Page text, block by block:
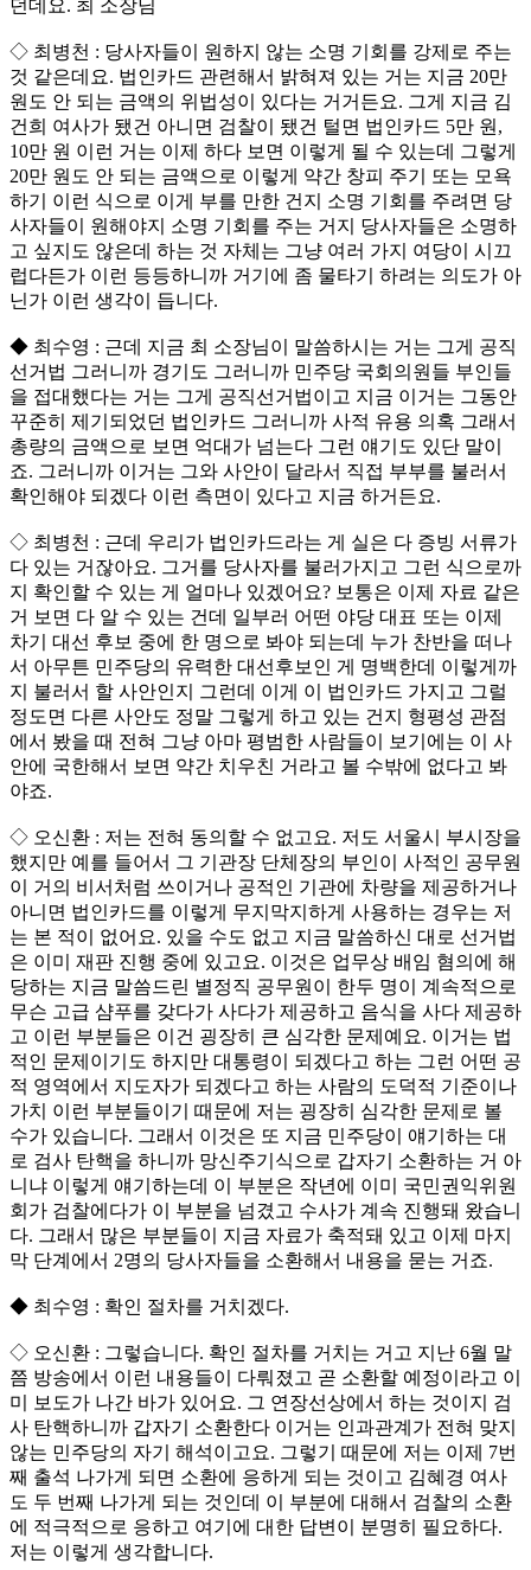
던데요. 최 소장님
◇ 최병천 : 당사자들이 원하지 않는 소명 기회를 강제로 주는
것 같은데요. 법인카드 관련해서 밝혀져 있는 거는 지금 20만
원도 안 되는 금액의 위법성이 있다는 거거든요. 그게 지금 김
건희 여사가 됐건 아니면 검찰이 됐건 털면 법인카드 5만 원,
10만 원 이런 거는 이제 하다 보면 이렇게 될 수 있는데 그렇게
20만 원도 안 되는 금액으로 이렇게 약간 창피 주기 또는 모욕
하기 이런 식으로 이게 부를 만한 건지 소명 기회를 주려면 당
사자들이 원해야지 소명 기회를 주는 거지 당사자들은 소명하
고 싶지도 않은데 하는 것 자체는 그냥 여러 가지 여당이 시끄
럽다든가 이런 등등하니까 거기에 좀 물타기 하려는 의도가 아
닌가 이런 생각이 듭니다.
◆ 최수영 : 근데 지금 최 소장님이 말씀하시는 거는 그게 공직
선거법 그러니까 경기도 그러니까 민주당 국회의원들 부인들
을 접대했다는 거는 그게 공직선거법이고 지금 이거는 그동안
꾸준히 제기되었던 법인카드 그러니까 사적 유용 의혹 그래서
총량의 금액으로 보면 억대가 넘는다 그런 얘기도 있단 말이
죠. 그러니까 이거는 그와 사안이 달라서 직접 부부를 불러서
확인해야 되겠다 이런 측면이 있다고 지금 하거든요.
◇ 최병천 : 근데 우리가 법인카드라는 게 실은 다 증빙 서류가
다 있는 거잖아요. 그거를 당사자를 불러가지고 그런 식으로까
지 확인할 수 있는 게 얼마나 있겠어요? 보통은 이제 자료 같은
거 보면 다 알 수 있는 건데 일부러 어떤 야당 대표 또는 이제
차기 대선 후보 중에 한 명으로 봐야 되는데 누가 찬반을 떠나
서 아무튼 민주당의 유력한 대선후보인 게 명백한데 이렇게까
지 불러서 할 사안인지 그런데 이게 이 법인카드 가지고 그럴
정도면 다른 사안도 정말 그렇게 하고 있는 건지 형평성 관점
에서 봤을 때 전혀 그냥 아마 평범한 사람들이 보기에는 이 사
안에 국한해서 보면 약간 치우친 거라고 볼 수밖에 없다고 봐
야죠.
◇ 오신환 : 저는 전혀 동의할 수 없고요. 저도 서울시 부시장을
했지만 예를 들어서 그 기관장 단체장의 부인이 사적인 공무원
이 거의 비서처럼 쓰이거나 공적인 기관에 차량을 제공하거나
아니면 법인카드를 이렇게 무지막지하게 사용하는 경우는 저
는 본 적이 없어요. 있을 수도 없고 지금 말씀하신 대로 선거법
은 이미 재판 진행 중에 있고요. 이것은 업무상 배임 혐의에 해
당하는 지금 말씀드린 별정직 공무원이 한두 명이 계속적으로
무슨 고급 샴푸를 갖다가 사다가 제공하고 음식을 사다 제공하
고 이런 부분들은 이건 굉장히 큰 심각한 문제예요. 이거는 법
적인 문제이기도 하지만 대통령이 되겠다고 하는 그런 어떤 공
적 영역에서 지도자가 되겠다고 하는 사람의 도덕적 기준이나
가치 이런 부분들이기 때문에 저는 굉장히 심각한 문제로 볼
수가 있습니다. 그래서 이것은 또 지금 민주당이 얘기하는 대
로 검사 탄핵을 하니까 망신주기식으로 갑자기 소환하는 거 아
니냐 이렇게 얘기하는데 이 부분은 작년에 이미 국민권익위원
회가 검찰에다가 이 부분을 넘겼고 수사가 계속 진행돼 왔습니
다. 그래서 많은 부분들이 지금 자료가 축적돼 있고 이제 마지
막 단계에서 2명의 당사자들을 소환해서 내용을 묻는 거죠.
◆ 최수영 : 확인 절차를 거치겠다.
◇ 오신환 : 그렇습니다. 확인 절차를 거치는 거고 지난 6월 말
쯤 방송에서 이런 내용들이 다뤄졌고 곧 소환할 예정이라고 이
미 보도가 나간 바가 있어요. 그 연장선상에서 하는 것이지 검
사 탄핵하니까 갑자기 소환한다 이거는 인과관계가 전혀 맞지
않는 민주당의 자기 해석이고요. 그렇기 때문에 저는 이제 7번
째 출석 나가게 되면 소환에 응하게 되는 것이고 김혜경 여사
도 두 번째 나가게 되는 것인데 이 부분에 대해서 검찰의 소환
에 적극적으로 응하고 여기에 대한 답변이 분명히 필요하다.
저는 이렇게 생각합니다.